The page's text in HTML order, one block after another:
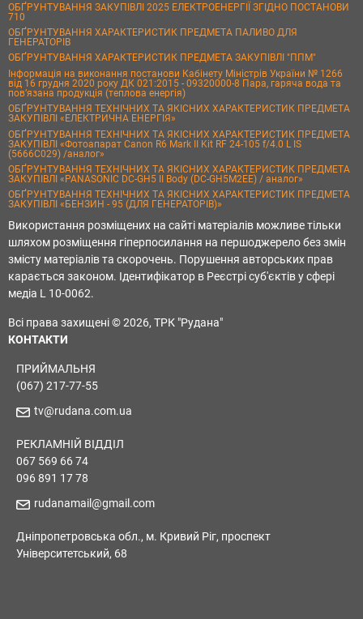
ОБҐРУНТУВАННЯ ЗАКУПІВЛІ 2025 ЕЛЕКТРОЕНЕРГІЇ ЗГІДНО ПОСТАНОВИ
710
ОБҐРУНТУВАННЯ ХАРАКТЕРИСТИК ПРЕДМЕТА ПАЛИВО ДЛЯ
ГЕНЕРАТОРІВ
ОБҐРУНТУВАННЯ ХАРАКТЕРИСТИК ПРЕДМЕТА ЗАКУПІВЛІ "ППМ"
Інформація на виконання постанови Кабінету Міністрів України № 1266
від 16 грудня 2020 року ДК 021:2015 - 09320000-8 Пара, гаряча вода та
пов’язана продукція (теплова енергія)
ОБҐРУНТУВАННЯ ТЕХНІЧНИХ ТА ЯКІСНИХ ХАРАКТЕРИСТИК ПРЕДМЕТА
ЗАКУПІВЛІ «ЕЛЕКТРИЧНА ЕНЕРГІЯ»
ОБҐРУНТУВАННЯ ТЕХНІЧНИХ ТА ЯКІСНИХ ХАРАКТЕРИСТИК ПРЕДМЕТА
ЗАКУПІВЛІ «Фотоапарат Canon R6 Mark II Kit RF 24-105 f/4.0 L IS
(5666C029) /аналог»
ОБҐРУНТУВАННЯ ТЕХНІЧНИХ ТА ЯКІСНИХ ХАРАКТЕРИСТИК ПРЕДМЕТА
ЗАКУПІВЛІ «PANASONIC DC-GH5 II Body (DC-GH5M2EE) / аналог»
ОБҐРУНТУВАННЯ ТЕХНІЧНИХ ТА ЯКІСНИХ ХАРАКТЕРИСТИК ПРЕДМЕТА
ЗАКУПІВЛІ «БЕНЗИН - 95 (ДЛЯ ГЕНЕРАТОРІВ)»
Використання розміщених на сайті матеріалів можливе тільки
шляхом розміщення гіперпосилання на першоджерело без змін
змісту матеріалів та скорочень. Порушення авторських прав
карається законом. Ідентифікатор в Реєстрі суб'єктів у сфері
медіа L 10-0062.
Всі права захищені © 2026, ТРК "Рудана"
КОНТАКТИ
ПРИЙМАЛЬНЯ
(067) 217-77-55
tv@rudana.com.ua
РЕКЛАМНІЙ ВІДДІЛ
067 569 66 74
096 891 17 78
rudanamail@gmail.com
Дніпропетровська обл., м. Кривий Ріг, проспект
Університетський, 68